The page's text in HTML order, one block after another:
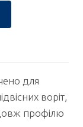
для
воріт,
профілю